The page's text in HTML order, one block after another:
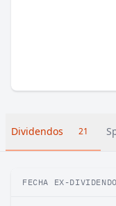
Dividendos 21
FECHA EX-DIVIDENDO